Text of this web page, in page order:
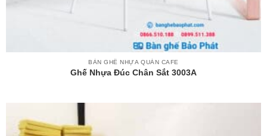
BÀN GHẾ NHỰA QUÁN CAFE
Ghế Nhựa Đúc Chân Sắt 3003A